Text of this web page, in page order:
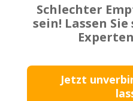
Schlechter
sein! Lassen
Jetzt